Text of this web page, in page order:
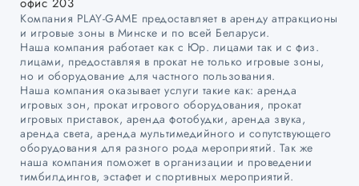
Компания PLAY-GAME предоставляет в аренду аттракционы
и игровые зоны в Минске и по всей Беларуси.
Наша компания работает как с Юр. лицами так и с физ.
лицами, предоставляя в прокат не только игровые зоны,
но и оборудование для частного пользования.
Наша компания оказывает услуги такие как: аренда
игровых зон, прокат игрового оборудования, прокат
игровых приставок, аренда фотобудки, аренда звука,
аренда света, аренда мультимедийного и сопутствующего
оборудования для разного рода мероприятий. Так же
наша компания поможет в организации и проведении
тимбилдингов, эстафет и спортивных мероприятий.